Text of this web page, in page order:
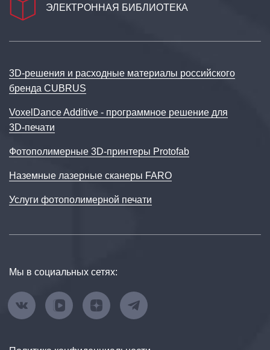
ЭЛЕКТРОННАЯ БИБЛИОТЕКА
3D‑решения и расходные материалы российского
бренда CUBRUS
VoxelDance Additive - программное решение для
3D‑печати
Фотополимерные 3D-принтеры Protofab
Наземные лазерные сканеры FARO
Услуги фотополимерной печати
Мы в социальных сетях: